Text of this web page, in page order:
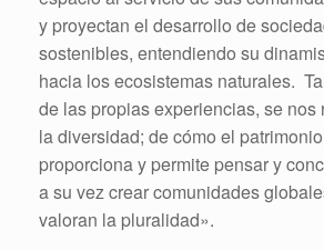
y proyectan el desarrollo de
sostenibles, entendiendo su
hacia los ecosistemas naturales.
de las propias experiencias, se nos
la diversidad; de cómo el
proporciona y permite pensar y
a su vez crear comunidades
valoran la pluralidad».